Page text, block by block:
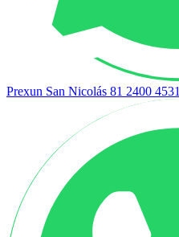
Prexun San Nicolás 81 2400 4531